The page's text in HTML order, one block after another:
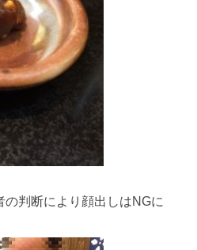
判断により顔出しはNGに